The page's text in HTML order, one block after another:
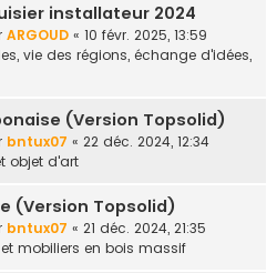
installateur 2024
ARGOUD « 10 févr. 2025, 13:59
vie des régions, échange d'idées,
(Version Topsolid)
bntux07 « 22 déc. 2024, 12:34
objet d'art
(Version Topsolid)
bntux07 « 21 déc. 2024, 21:35
mobiliers en bois massif